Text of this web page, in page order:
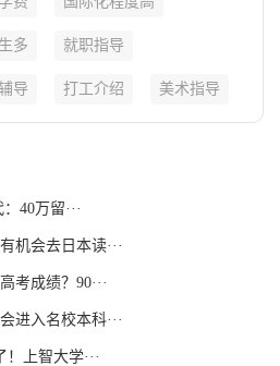
多 就职指导
导 打工介绍 美术指导
40万留···
机会去日本读···
考成绩？90···
进入名校本科···
上智大学···